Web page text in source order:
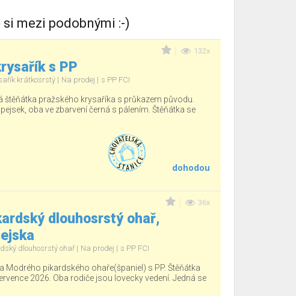
mezi podobnými :-)
132x
s PP
krátkosrstý Na prodej s PP FCI
štěňátka pražského krysaříka s průkazem původu.
oba ve zbarvení černá s pálením. Štěňátka se
dohodou
36x
dlouhosrstý ohař,
dlouhosrstý ohař Na prodej s PP FCI
Modrého pikardského ohaře(španiel) s PP. Štěňátka
2026. Oba rodiče jsou lovecky vedení. Jedná se